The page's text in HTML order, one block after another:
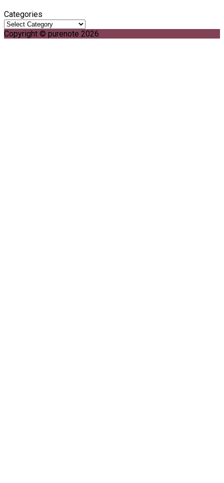
Categories
Copyright © purenote 2026